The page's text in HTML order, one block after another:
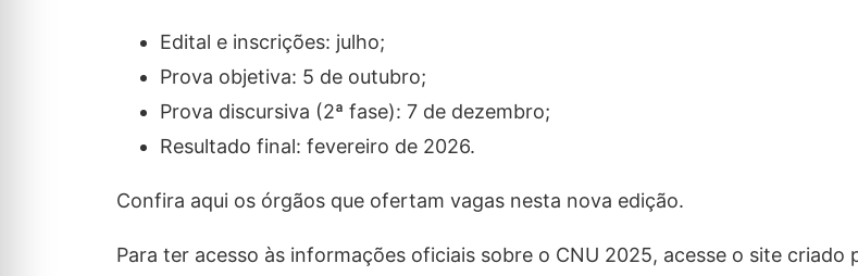
Edital e inscrições: julho;
Prova objetiva: 5 de outubro;
Prova discursiva (2ª fase): 7 de dezembro;
Resultado final: fevereiro de 2026.
Confira aqui os órgãos que ofertam vagas nesta nova edição.
Para ter acesso às informações oficiais sobre o CNU 2025, acesse o site criado